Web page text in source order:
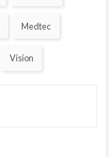
Medtec
Vision